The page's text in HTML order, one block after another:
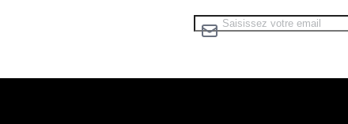
Inscription à notre lettre